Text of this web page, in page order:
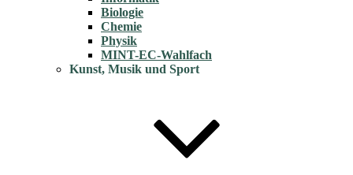
Biologie
Chemie
Physik
MINT-EC-Wahlfach
Kunst, Musik und Sport